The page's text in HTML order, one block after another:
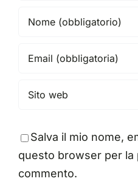
Salva il mio nome,
questo browser per la
commento.